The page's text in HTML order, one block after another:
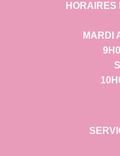
HORAIRES
MARDI